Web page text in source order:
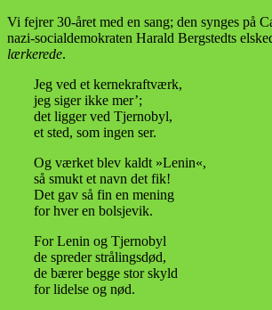
Vi fejrer 30-året med en sang; den synges på
nazi-socialdemokraten Harald Bergstedts
lærkerede.
Jeg ved et kernekraftværk,
jeg siger ikke mer’;
det ligger ved Tjernobyl,
et sted, som ingen ser.
Og værket blev kaldt »Lenin«,
så smukt et navn det fik!
Det gav så fin en mening
for hver en bolsjevik.
For Lenin og Tjernobyl
de spreder strålingsdød,
de bærer begge stor skyld
for lidelse og nød.